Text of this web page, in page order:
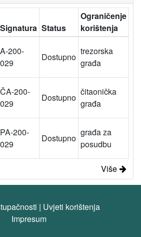
Signatura Status
Ograničenje
korištenja
A-200-
029
Dostupno
trezorska
građa
ČA-200-
029
Dostupno
čitaonička
građa
PA-200-
029
Dostupno
građa za
posudbu
Više
| Uvjeti korištenja
Impresum